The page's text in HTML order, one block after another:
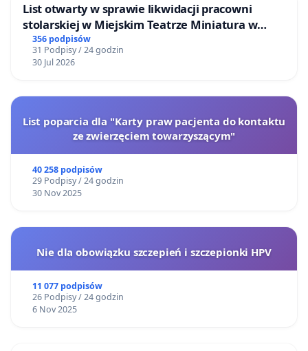
List otwarty w sprawie likwidacji pracowni
stolarskiej w Miejskim Teatrze Miniatura w
Gdańsku
356 podpisów
31 Podpisy / 24 godzin
30 Jul 2026
List poparcia dla "Karty praw pacjenta do kontaktu
ze zwierzęciem towarzyszącym"
40 258 podpisów
29 Podpisy / 24 godzin
30 Nov 2025
Nie dla obowiązku szczepień i szczepionki HPV
11 077 podpisów
26 Podpisy / 24 godzin
6 Nov 2025